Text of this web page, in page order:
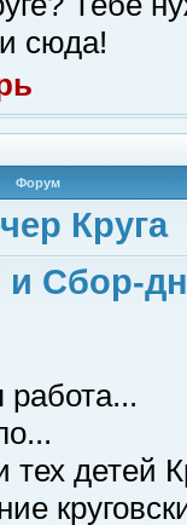
сюда!
Форум
Круга
Сбор-
детей